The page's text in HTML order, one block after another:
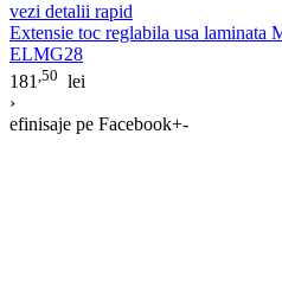
vezi detalii rapid
Extensie toc reglabila usa laminata
ELMG28
181 ,50 lei
›
efinisaje pe Facebook+-